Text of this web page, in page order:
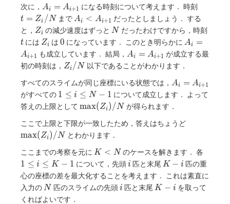
\leq
N-1
次に， A_i=A_{i+1}
Ai = Ai+1 になる時刻について考えます． 時刻
t = Zi /N まで A_i<A_{i+1}
Ai < Ai+1 だったとしましょう． する
と， Z_i
Zi の減少速度はずっと N
N だったわけですから，時刻
t には Z_i
Zi は0
0 になっています． このとき明らかに Ai =
Ai+1 も成立しています． 結局， A_i=A_{i+1}
Ai = Ai+1 が成立する最
初の時刻は， Z_i/N
Zi /N 以下であることがわかります．
すべてのスライムが同じ座標にいる状態では， A_i=A_{i+1}
Ai = Ai+1
がすべての 1
\leq
\leq
N-1
1 ≤ i ≤ N − 1 について成立します． よって
答えの上限として \max(Z_i)/N
max(Zi ) /N が得られます．
ここで上限と下限が一致したため，答えはちょうど
max(Zi ) /N とわかります．
ここまでの考察を元に K<N
K < N のケースを解きます． 各
\leq
i
\leq
K-1
1 ≤ i ≤ K − 1 について，先頭i
i 匹と末尾 K-
K − i 匹の重
心の座標の差を最大化することを考えます． これは素直に
入力の N
N 匹のスライムの先頭i
i 匹と末尾 K-
K − i を取って
くればよいです．